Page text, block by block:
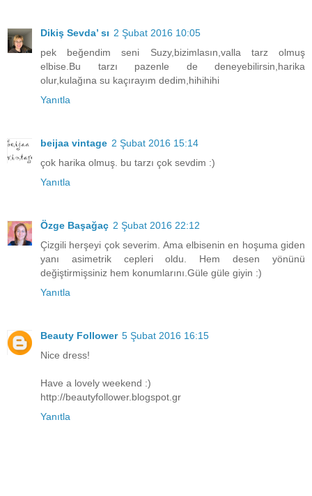
Dikiş Sevda’ sı 2 Şubat 2016 10:05
pek beğendim seni Suzy,bizimlasın,valla tarz olmuş
elbise.Bu tarzı pazenle de deneyebilirsin,harika
olur,kulağına su kaçırayım dedim,hihihihi
Yanıtla
beijaa vintage 2 Şubat 2016 15:14
çok harika olmuş. bu tarzı çok sevdim :)
Yanıtla
Özge Başağaç 2 Şubat 2016 22:12
Çizgili herşeyi çok severim. Ama elbisenin en hoşuma giden
yanı asimetrik cepleri oldu. Hem desen yönünü
değiştirmişsiniz hem konumlarını.Güle güle giyin :)
Yanıtla
Beauty Follower 5 Şubat 2016 16:15
Nice dress!
Have a lovely weekend :)
http://beautyfollower.blogspot.gr
Yanıtla